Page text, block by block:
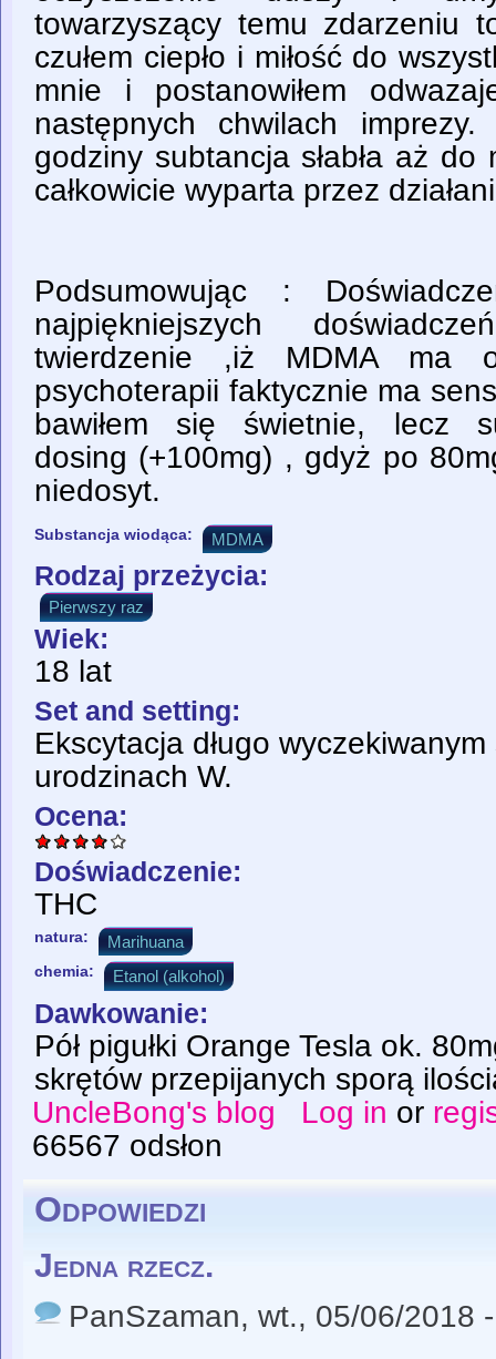
towarzyszący temu zdarzeniu
czułem ciepło i miłość do
mnie i postanowiłem
następnych chwilach
godziny subtancja słabła aż do
całkowicie wyparta przez
Podsumowując :
najpiękniejszych
twierdzenie ,iż MDMA ma
psychoterapii faktycznie ma
bawiłem się świetnie, lecz
dosing (+100mg) , gdyż po
niedosyt.
Substancja wiodąca: MDMA
Rodzaj przeżycia:
Pierwszy raz
Wiek:
18 lat
Set and setting:
Ekscytacja długo
urodzinach W.
Ocena:
Doświadczenie:
THC
natura: Marihuana
chemia: Etanol (alkohol)
Dawkowanie:
Pół pigułki Orange Tesla ok.
skrętów przepijanych sporą
UncleBong's blog
Log in or
66567 odsłon
Odpowiedzi
Jedna rzecz.
PanSzaman, wt., 05/06/2018